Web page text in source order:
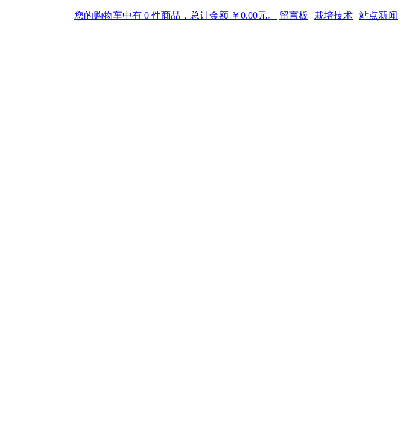
您的购物车中有 0 件商品，总计金额 ￥0.00元。 留言板 栽培技术 站点新闻